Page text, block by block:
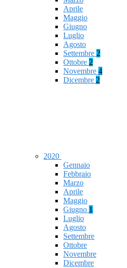
Aprile
Maggio
Giugno
Luglio
Agosto
Settembre 2
Ottobre 2
Novembre 4
Dicembre 2
2020
Gennaio
Febbraio
Marzo
Aprile
Maggio
Giugno 1
Luglio
Agosto
Settembre
Ottobre
Novembre
Dicembre